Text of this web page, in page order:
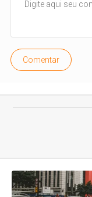
Comentar